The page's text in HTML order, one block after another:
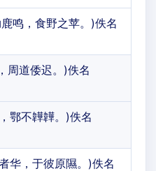
鸣，食野之苹。)佚名
周道倭迟。)佚名
鄂不韡韡。)佚名
华，于彼原隰。)佚名